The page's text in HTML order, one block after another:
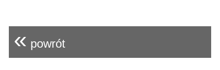
« powrót